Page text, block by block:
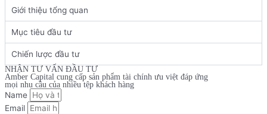
Giới thiệu tổng quan
Mục tiêu đầu tư
Chiến lược đầu tư
NHẬN TƯ VẤN ĐẦU TƯ
Amber Capital cung cấp sản phẩm tài chính ưu việt đáp ứng
mọi nhu cầu của nhiều tệp khách hàng
Name
Email